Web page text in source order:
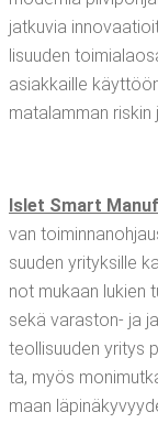
jat­ku­via
li­suu­den
asiak­kail­le
mata­lam­man ris­kin
Islet Smart
van
suu­den yri­tyk­sil­le
not mukaan lukien
sekä varas­ton- ja
teol­li­suu­den yri­tys
ta, myös
maan